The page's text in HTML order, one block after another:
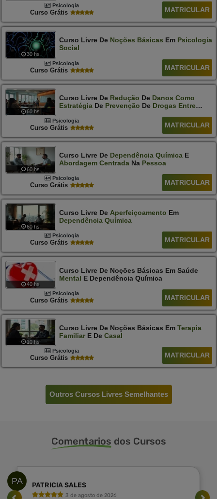
Psicologia
Curso Grátis MATRICULAR
30 hs
Curso Livre De Noções Básicas Em Psicologia
Social
Psicologia
Curso Grátis MATRICULAR
60 hs
Curso Livre De Redução De Danos Como
EstratégiaDe Prevenção De Drogas Entre
Psicologia
Curso Grátis MATRICULAR
60 hs
Curso Livre De Dependência QuímicaE
Abordagem CentradaNa Pessoa
Psicologia
Curso Grátis MATRICULAR
60 hs
Curso Livre De Aperfeiçoamento Em
Dependência Química
Psicologia
Curso Grátis MATRICULAR
40 hs
Curso Livre De Noções Básicas Em Saúde
Mental E Dependência Química
Psicologia
Curso Grátis MATRICULAR
10 hs
Curso Livre De Noções Básicas Em Terapia
FamiliarE De Casal
Psicologia
Curso Grátis MATRICULAR
Outros Cursos Livres Semelhantes
Comentarios dos Cursos
PA PATRICIA SALES
3 de agosto de 2026